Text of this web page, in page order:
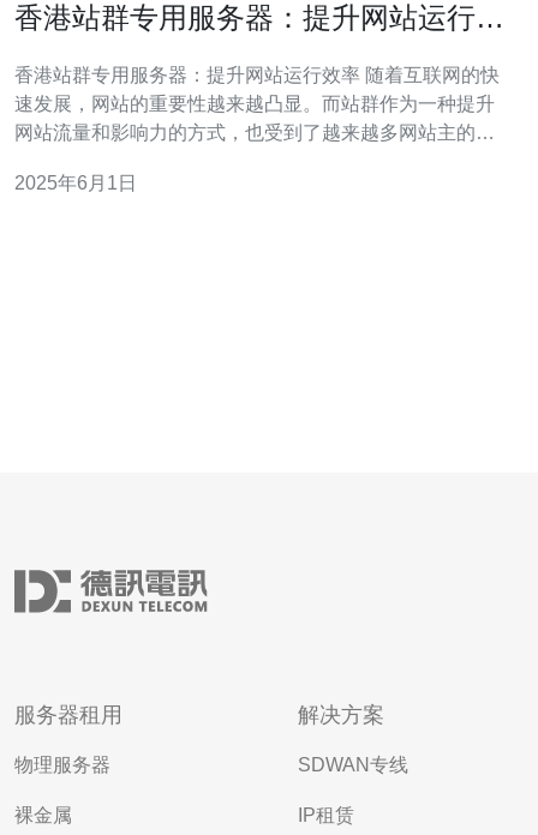
香港站群专用服务器：提升网站运行效
香港站群专用服务器：提升网站运行效率 随着互联网的快
速发展，网站的重要性越来越凸显。而站群作为一种提升
网站流量和影响力的方式，也受到了越来越多网站主的青
要。香港站群专用服务器因其稳定性和高效性而备受推
2025年6月1日
服务器租用
物理服务器
裸金属
解决方案
SDWAN专线
IP租赁